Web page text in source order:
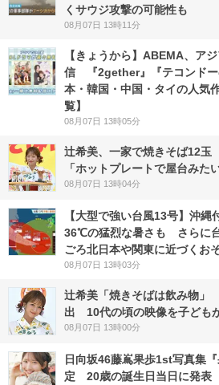
くサウジ攻撃の可能性も
08月07日 13時11分
【きょうから】ABEMA、ア
信 『2gether』『テコンドー
本・韓国・中国・タイの人気
覧】
08月07日 13時05分
辻希美、一家で焼きそば12
「ホットプレートで屋台みた
08月07日 13時04分
【大型で強い台風13号】沖
36℃の猛烈な暑さも さらに
ごろ北日本や関東に近づくお
08月07日 13時03分
辻希美「焼きそばは飲み物
出 10代の頃の映像を子ども
08月07日 13時00分
日向坂46藤嶌果歩1st写真集
定 20歳の誕生日当日に発表